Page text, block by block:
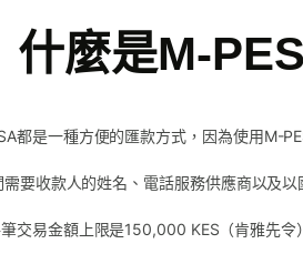
什麼是M-
都是一種方便的匯款方式，因為使用M-
要收款人的姓名、電話服務供應商以及
交易金額上限是150,000 KES（肯雅先